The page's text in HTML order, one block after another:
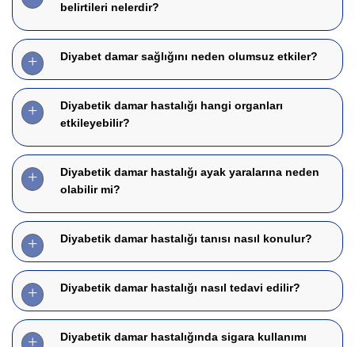
belirtileri nelerdir?
Diyabet damar sağlığını neden olumsuz etkiler?
Diyabetik damar hastalığı hangi organları
etkileyebilir?
Diyabetik damar hastalığı ayak yaralarına neden
olabilir mi?
Diyabetik damar hastalığı tanısı nasıl konulur?
Diyabetik damar hastalığı nasıl tedavi edilir?
Diyabetik damar hastalığında sigara kullanımı